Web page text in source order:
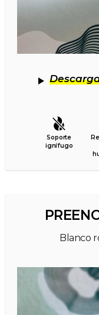
Soporte
ignífugo
Blanco